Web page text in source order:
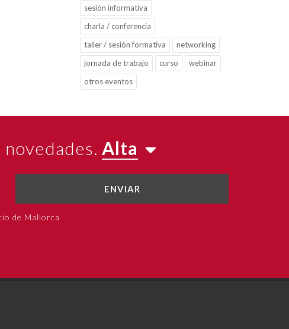
sesión informativa
charla / conferencia
taller / sesión formativa
networking
jornada de trabajo
curso
webinar
otros eventos
Alta
ENVIAR
de Mallorca